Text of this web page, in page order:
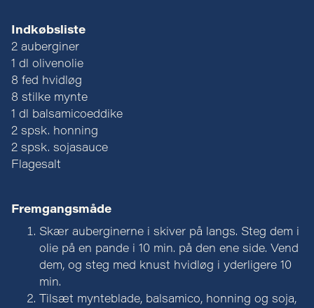
Indkøbsliste
2 auberginer
1 dl olivenolie
8 fed hvidløg
8 stilke mynte
1 dl balsamicoeddike
2 spsk. honning
2 spsk. sojasauce
Flagesalt
Fremgangsmåde
Skær auberginerne i skiver på langs. Steg dem i
olie på en pande i 10 min. på den ene side. Vend
dem, og steg med knust hvidløg i yderligere 10
min.
Tilsæt mynteblade, balsamico, honning og soja,